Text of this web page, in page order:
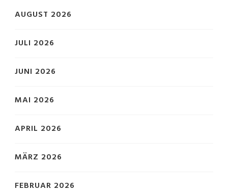
AUGUST 2026
JULI 2026
JUNI 2026
MAI 2026
APRIL 2026
MÄRZ 2026
FEBRUAR 2026